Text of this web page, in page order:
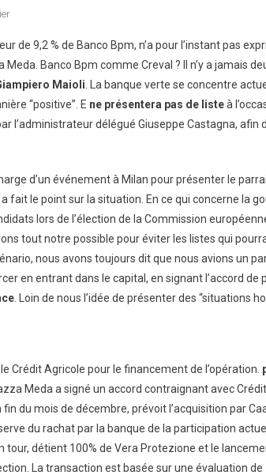
de 9,2 % de Banco Bpm, n’a pour l’instant pas
Meda. Banco Bpm comme Creval ? Il n’y a jamais
Maioli . La banque verte se concentre
“positive”. E ne présentera pas de listeà
l’administrateur délégué Giuseppe Castagna, afin
d’un événement à Milan pour présenter le
fait le point sur la situation. En ce qui concerne la
lors de l’élection de la Commission
tout notre possible pour éviter les listes qui
nous avons toujours dit que nous avions un
en entrant dans le capital, en signant l’accord de
. Loin de nous l’idée de présenter des “situations
Crédit Agricole pour le financement de l’opération.
Meda a signé un accord contraignant avec
du mois de décembre, prévoit l’acquisition par
du rachat par la banque de la participation
tour, détient 100% de Vera Protezione et le
La transaction est basée sur une évaluation de